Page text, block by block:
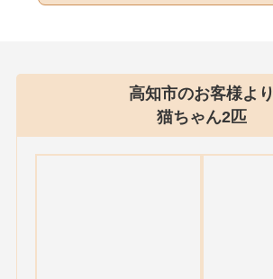
高知市のお客様より
猫ちゃん2匹